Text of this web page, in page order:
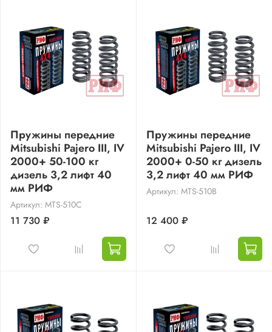
Пружины передние
Mitsubishi Pajero III, IV
2000+ 50-100 кг
дизель 3,2 лифт 40
мм РИФ
Артикул: MTS-510C
11 730 ₽
Пружины передние
Mitsubishi Pajero III, IV
2000+ 0-50 кг дизель
3,2 лифт 40 мм РИФ
Артикул: MTS-510B
12 400 ₽